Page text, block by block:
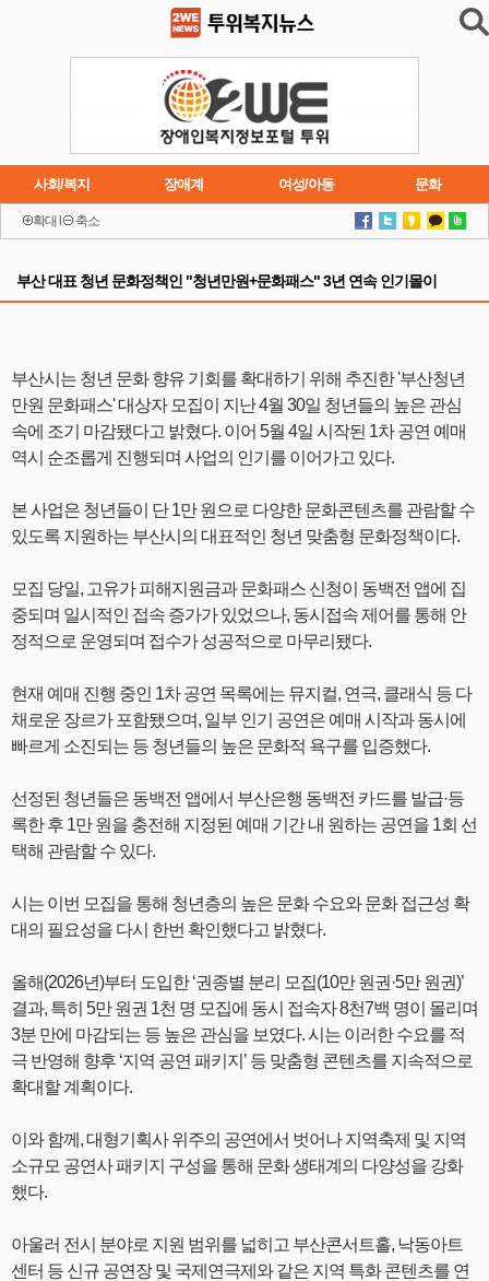
사회/복지 장애계 여성/아동 문화
이슈 연재소설
확대 축소
부산 대표 청년 문화정책인 "청년만원+문화패스" 3년 연속 인기몰이
부산시는 청년 문화 향유 기회를 확대하기 위해 추진한 '부산청년
만원 문화패스' 대상자 모집이 지난 4월 30일 청년들의 높은 관심
속에 조기 마감됐다고 밝혔다. 이어 5월 4일 시작된 1차 공연 예매
역시 순조롭게 진행되며 사업의 인기를 이어가고 있다.
본 사업은 청년들이 단 1만 원으로 다양한 문화콘텐츠를 관람할 수
있도록 지원하는 부산시의 대표적인 청년 맞춤형 문화정책이다.
모집 당일, 고유가 피해지원금과 문화패스 신청이 동백전 앱에 집
중되며 일시적인 접속 증가가 있었으나, 동시접속 제어를 통해 안
정적으로 운영되며 접수가 성공적으로 마무리됐다.
현재 예매 진행 중인 1차 공연 목록에는 뮤지컬, 연극, 클래식 등 다
채로운 장르가 포함됐으며, 일부 인기 공연은 예매 시작과 동시에
빠르게 소진되는 등 청년들의 높은 문화적 욕구를 입증했다.
선정된 청년들은 동백전 앱에서 부산은행 동백전 카드를 발급·등
록한 후 1만 원을 충전해 지정된 예매 기간 내 원하는 공연을 1회 선
택해 관람할 수 있다.
시는 이번 모집을 통해 청년층의 높은 문화 수요와 문화 접근성 확
대의 필요성을 다시 한번 확인했다고 밝혔다.
올해(2026년)부터 도입한 ‘권종별 분리 모집(10만 원권·5만 원권)’
결과, 특히 5만 원권 1천 명 모집에 동시 접속자 8천7백 명이 몰리며
3분 만에 마감되는 등 높은 관심을 보였다. 시는 이러한 수요를 적
극 반영해 향후 ‘지역 공연 패키지’ 등 맞춤형 콘텐츠를 지속적으로
확대할 계획이다.
이와 함께, 대형기획사 위주의 공연에서 벗어나 지역축제 및 지역
소규모 공연사 패키지 구성을 통해 문화 생태계의 다양성을 강화
했다.
아울러 전시 분야로 지원 범위를 넓히고 부산콘서트홀, 낙동아트
센터 등 신규 공연장 및 국제연극제와 같은 지역 특화 콘텐츠를 연